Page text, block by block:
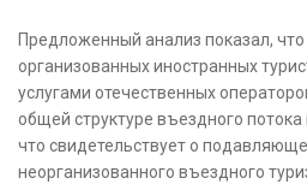
Предложенный анализ показал,
организованных иностранных
услугами отечественных
общей структуре въездного
что свидетельствует о
неорганизованного въездного